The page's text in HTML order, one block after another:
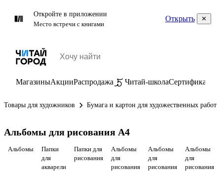
Откройте в приложении
Место встречи с книгами
Открыть
МагазиныАкцииРаспродажа Читай-школаСертификаты
Товары для художников Бумага и картон для художественных работ
Альбомы для рисования А4
Альбомы
Папки
для
акварели
Папки для
рисования
Альбомы
для
рисования
Альбомы
для
рисования
Альбомы
для
рисования